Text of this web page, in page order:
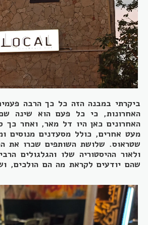
האחרונות, כי כל פעם הוא שינה
האחרונים כאן היו דל מאר, ואחר כך
מעט אחרים, כולל מסעדנים מנוסים
שטראוס. שלושת השותפים שכרו את
ולאור ההיסטוריה שלו והגלגולים
שהם יודעים לקראת מה הם הולכים,